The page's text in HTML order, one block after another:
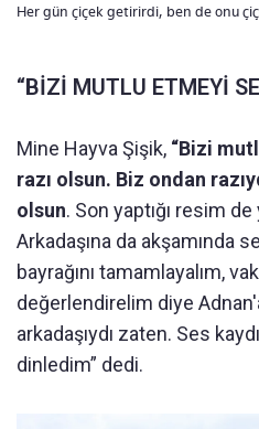
Her gün çiçek getirirdi, ben de onu
“BİZİ MUTLU ETMEYİ
Mine Hayva Şişik, “Bizi
razı olsun. Biz ondan
olsun. Son yaptığı resim de
Arkadaşına da akşamında
bayrağını tamamlayalım,
değerlendirelim diye
arkadaşıydı zaten. Ses
dinledim” dedi.